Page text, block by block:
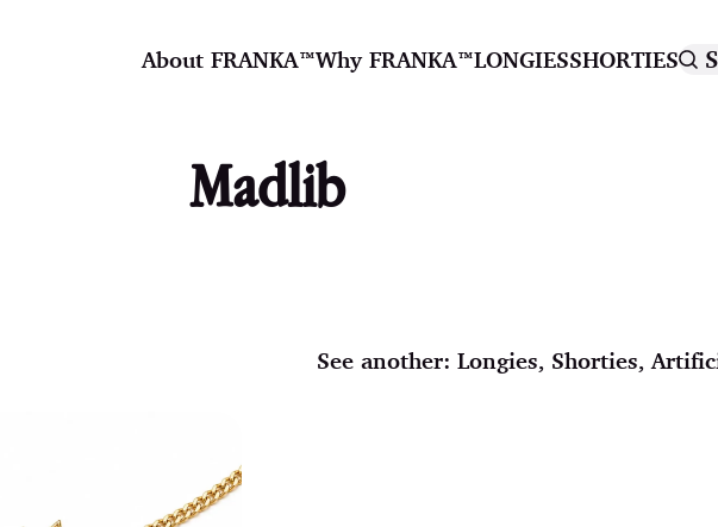
About FRANKA™️Why FRANKA™️LONGIESSHORTIES
Madlib
See another:Longies, Shorties,